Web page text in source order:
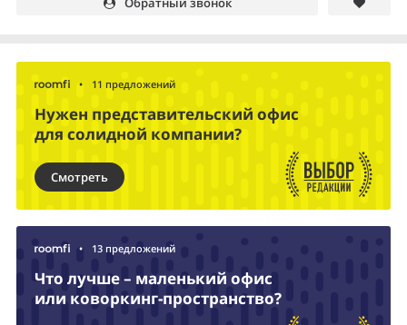
• 11 предложений
Нужен представительский офис
для солидной компании?
Смотреть
• 13 предложений
Что лучше – маленький офис
или коворкинг-пространство?